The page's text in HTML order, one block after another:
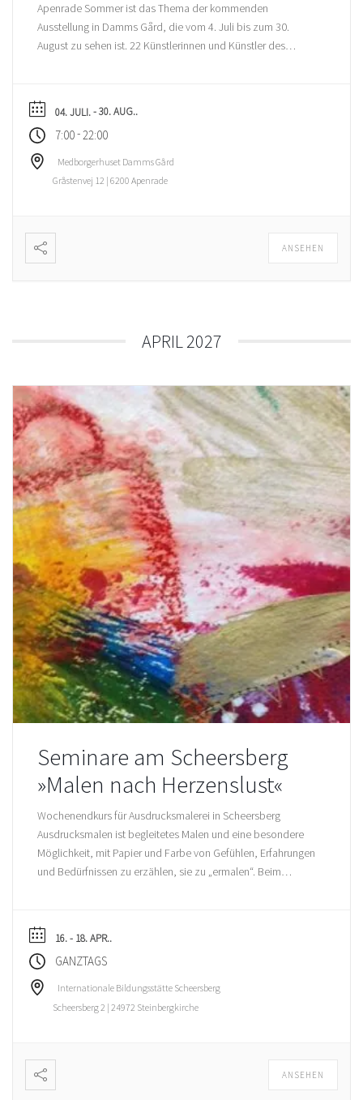
Apenrade Sommer ist das Thema der kommenden
Ausstellung in Damms Gård, die vom 4. Juli bis zum 30.
August zu sehen ist. 22 Künstlerinnen und Künstler des
sind Bilder sowie Skulpturen. Und meine Bilder sind […]
04. JULI.- 30. AUG..
7:00-22:00
Medborgerhuset Damms Gård
Gråstenvej 12 | 6200 Apenrade
ANSEHEN
APRIL 2027
Seminare am Scheersberg
»Malen nach Herzenslust«
Wochenendkurs für Ausdrucksmalerei in Scheersberg
Ausdrucksmalen ist begleitetes Malen und eine besondere
Möglichkeit, mit Papier und Farbe von Gefühlen, Erfahrungen
und Bedürfnissen zu erzählen, sie zu „ermalen“. Beim
malend Möglichkeiten und Grenzen zu spüren und das
Geschaffene […]
16. - 18. APR..
GANZTAGS
Internationale Bildungsstätte Scheersberg
Scheersberg 2 | 24972 Steinbergkirche
ANSEHEN